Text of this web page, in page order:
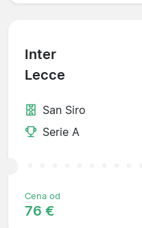
Inter
Lecce
San Siro
Serie A
Cena od
76 €